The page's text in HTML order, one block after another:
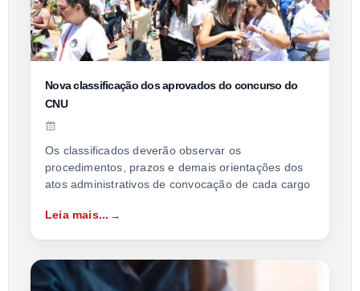
Nova classificação dos aprovados do concurso do
CNU
Os classificados deverão observar os
procedimentos, prazos e demais orientações dos
atos administrativos de convocação de cada cargo
Leia mais...